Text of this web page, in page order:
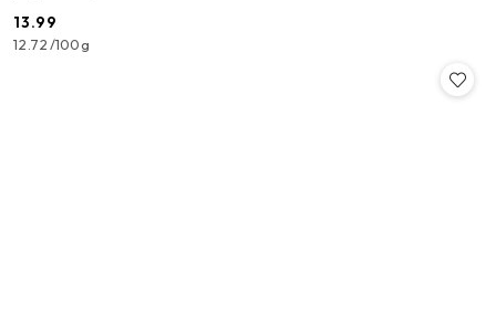
Cena:
13.99
12.72/100g